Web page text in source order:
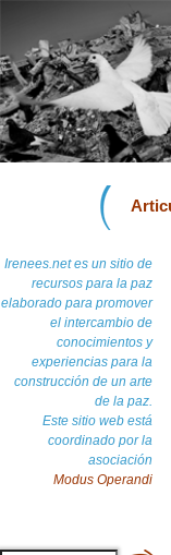
Irenees.net es un sitio de
recursos para la paz
elaborado para promover
el intercambio de
conocimientos y
experiencias para la
construcción de un arte
de la paz.
Este sitio web está
coordinado por la
asociación
Modus Operandi